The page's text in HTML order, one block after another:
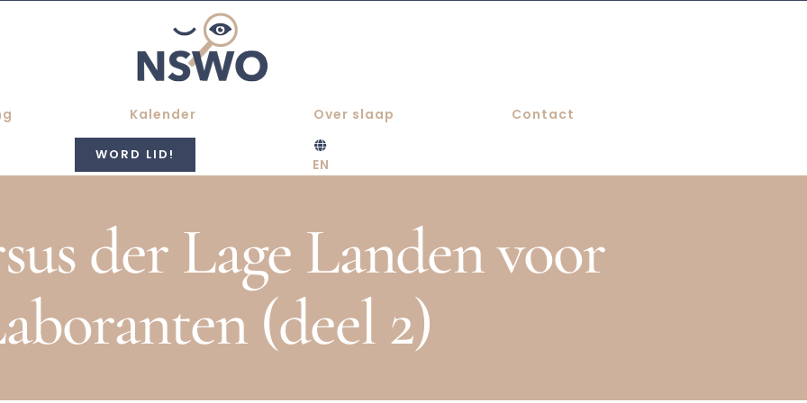
Kalender Over slaap Contact
WORD LID!
EN
der Lage Landen voor
(deel 2)